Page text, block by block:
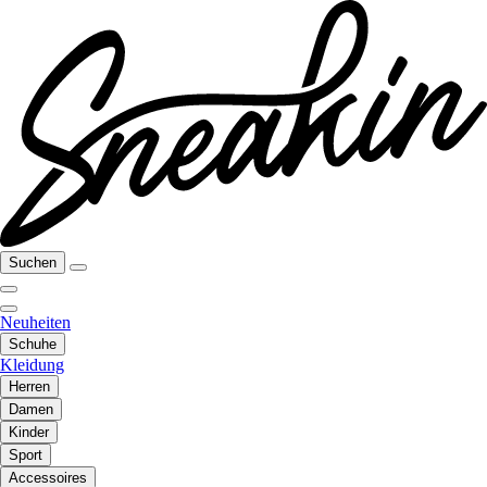
Suchen
Neuheiten
Schuhe
Kleidung
Herren
Damen
Kinder
Sport
Accessoires